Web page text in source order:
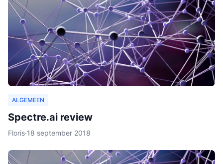
ALGEMEEN
Spectre.ai review
Floris·18 september 2018